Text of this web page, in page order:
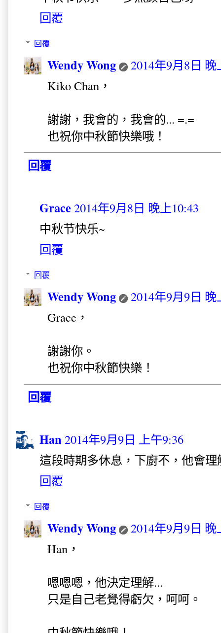
回覆
回覆
Wendy Wong
2014年9月8日 晚
Kiko Chan，
謝謝，我會的，我會的... =.=
也祝你中秋節快樂哦！
回覆
Grace2014年9月8日 晚上10:43
中秋节快乐~
回覆
回覆
Wendy Wong
2014年9月9日 晚
Grace，
謝謝你。
也祝你中秋節快樂！
回覆
Han 2014年9月9日 上午9:36
這段時期多休息，下廚不，他會理
回覆
回覆
Wendy Wong
2014年9月9日 晚
Han，
嗯嗯嗯，他決定理解...
只是自己老覺得虧欠，呵呵。